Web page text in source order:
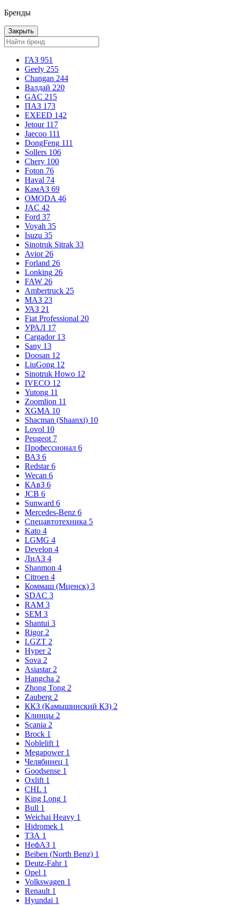
Бренды
Закрыть
ГАЗ 951
Geely 255
Changan 244
Валдай 220
GAC 215
ПАЗ 173
EXEED 142
Jetour 117
Jaecoo 111
DongFeng 111
Sollers 106
Chery 100
Foton 76
Haval 74
КамАЗ 69
OMODA 46
JAC 42
Ford 37
Voyah 35
Isuzu 35
Sinotruk Sitrak 33
Avior 26
Forland 26
Lonking 26
FAW 26
Ambertruck 25
МАЗ 23
УАЗ 21
Fiat Professional 20
УРАЛ 17
Cargador 13
Sany 13
Doosan 12
LiuGong 12
Sinotruk Howo 12
IVECO 12
Yutong 11
Zoomlion 11
XGMA 10
Shacman (Shaanxi) 10
Lovol 10
Peugeot 7
Профессионал 6
ВАЗ 6
Redstar 6
Wecan 6
КАвЗ 6
JCB 6
Sunward 6
Mercedes-Benz 6
Спецавтотехника 5
Kato 4
LGMG 4
Develon 4
ЛиАЗ 4
Shanmon 4
Citroen 4
Коммаш (Мценск) 3
SDAC 3
RAM 3
SEM 3
Shantui 3
Rigor 2
LGZT 2
Hyper 2
Sova 2
Asiastar 2
Hangcha 2
Zhong Tong 2
Zauberg 2
ККЗ (Камышинский КЗ) 2
Клинцы 2
Scania 2
Brock 1
Noblelift 1
Megapower 1
Челябинец 1
Goodsense 1
Oxlift 1
CHL 1
King Long 1
Bull 1
Weichai Heavy 1
Hidromek 1
ТЗА 1
НефАЗ 1
Beiben (North Benz) 1
Deutz-Fahr 1
Opel 1
Volkswagen 1
Renault 1
Hyundai 1